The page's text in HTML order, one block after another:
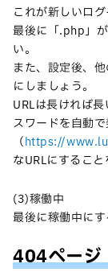
これが新しいログ
最後に「.php」
い。
また、設定後、
にしましょう。
URLは長ければ
スワードを自動
（https://
なURLにすること
(3)稼働中
最後に稼働中にす
404ページ